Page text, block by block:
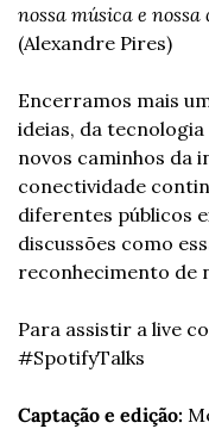
nossa música e
(Alexandre Pires)
Encerramos mais
ideias, da
novos caminhos da
conectividade
diferentes públicos
discussões como
reconhecimento de
Para assistir a live
#SpotifyTalks
Captação e edição: